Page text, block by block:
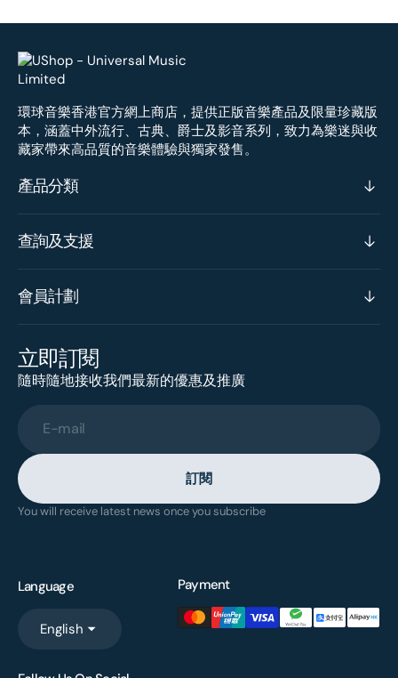
環球音樂香港官方網上商店，提供正版音樂產品及限量珍藏版
本，涵蓋中外流行、古典、爵士及影音系列，致力為樂迷與收
藏家帶來高品質的音樂體驗與獨家發售。
產品分類
查詢及支援
會員計劃
立即訂閱
隨時隨地接收我們最新的優惠及推廣
E-mail
訂閱
You will receive latest news once you subscribe
Language
English
Payment